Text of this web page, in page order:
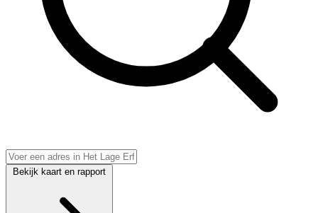
Bekijk kaart en rapport